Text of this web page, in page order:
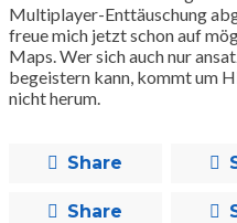
Multiplayer-Enttäuschung
freue mich jetzt schon auf
Maps. Wer sich auch nur
begeistern kann, kommt um
nicht herum.
Share
Share